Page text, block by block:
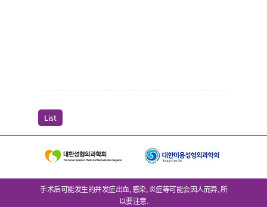
List
手术后可能发生的并发症出血, 感染, 炎症等可能会因人而异, 所
以要注意.